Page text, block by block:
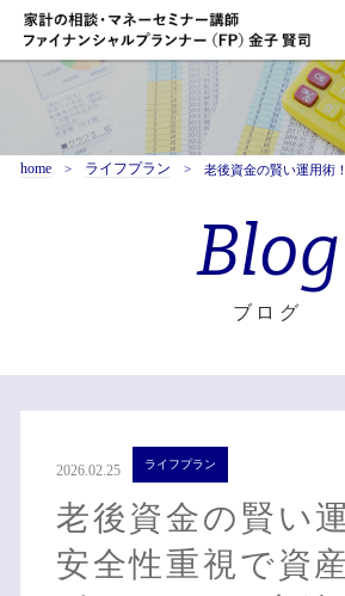
home ライフプラン 老後資金の賢い運用術
Blog
ブログ
2026.02.25 ライフプラン
老後資金の賢い
安全性重視で資